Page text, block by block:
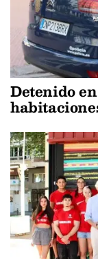
Detenido